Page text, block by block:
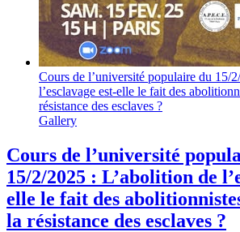
Cours de l’université populaire du 15/
l’esclavage est-elle le fait des
résistance des esclaves ?
Gallery
Cours de l’université
15/2/2025 : L’abolition de
elle le fait des
la résistance des esclaves ?